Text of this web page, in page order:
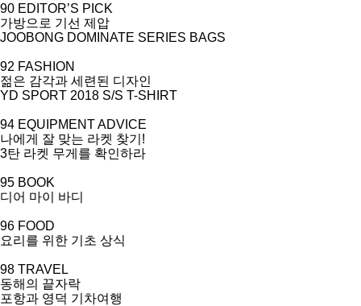
90 EDITOR’S PICK
가방으로 기선 제압
JOOBONG DOMINATE SERIES BAGS
92 FASHION
젊은 감각과 세련된 디자인
YD SPORT 2018 S/S T-SHIRT
94 EQUIPMENT ADVICE
나에게 잘 맞는 라켓 찾기 !
3탄 라켓 무게를 확인하라
95 BOOK
디어 마이 바디
96 FOOD
요리를 위한 기초 상식
98 TRAVEL
동해의 끝자락
포항과 영덕 기차여행